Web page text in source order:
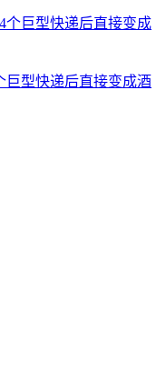
巨型快递后直接变成酒